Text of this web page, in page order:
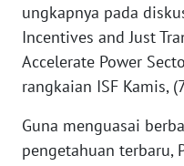
ungkapnya pada
Incentives and Just
Accelerate Power
rangkaian ISF Kamis,
Guna menguasai
pengetahuan terbaru,
JATENG
WN